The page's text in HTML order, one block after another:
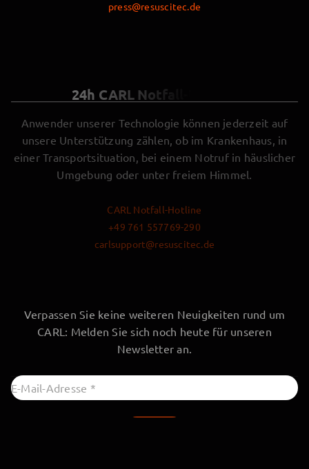
press@resuscitec.de
24h CARL Notfall-Hotline
Anwender unserer Technologie können jederzeit auf
unsere Unterstützung zählen, ob im Krankenhaus, in
einer Transportsituation, bei einem Notruf in häuslicher
Umgebung oder unter freiem Himmel.
CARL Notfall-Hotline
+49 761 557769-290
carlsupport@resuscitec.de
Verpassen Sie keine weiteren Neuigkeiten rund um
CARL: Melden Sie sich noch heute für unseren
Newsletter an.